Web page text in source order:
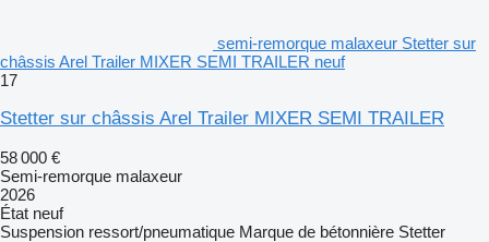
semi-remorque malaxeur Stetter sur
châssis Arel Trailer MIXER SEMI TRAILER neuf
17
Stetter sur châssis Arel Trailer MIXER SEMI TRAILER
58 000 €
Semi-remorque malaxeur
2026
État neuf
Suspension ressort/pneumatique Marque de bétonnière Stetter